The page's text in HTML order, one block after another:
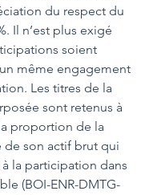
du respect du
Il n’est plus exigé
soient
même engagement
Les titres de la
sont retenus à
proportion de la
de son actif brut qui
la participation dans
(BOI-ENR-DMTG-